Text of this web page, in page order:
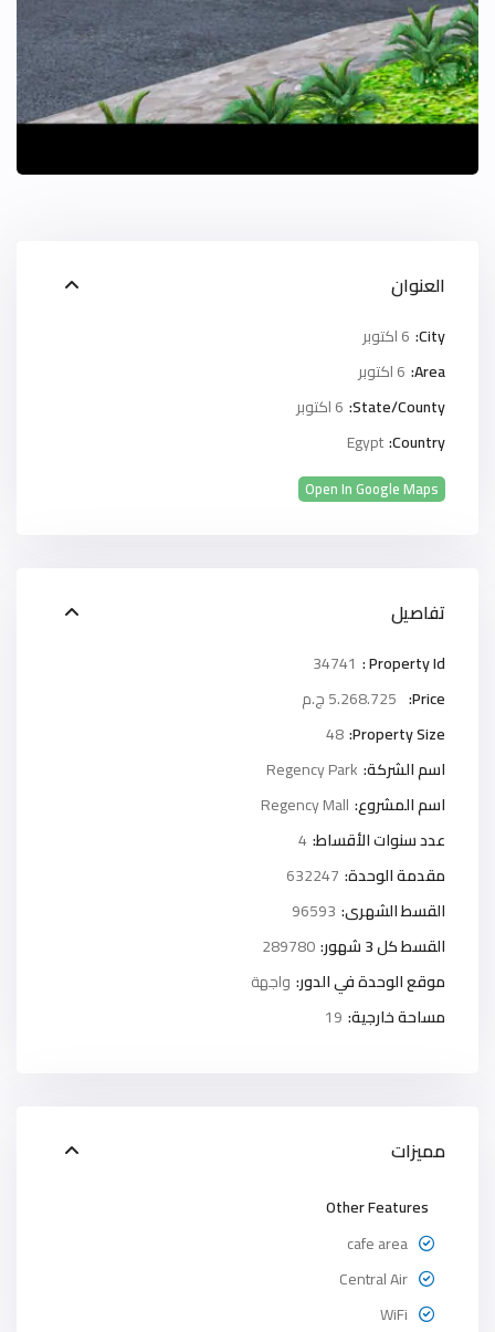
العنوان
City: 6 اكتوبر
Area: 6 اكتوبر
State/County: 6 اكتوبر
Country:
Egypt
Open In Google Maps
تفاصيل
Property Id :
34741
Price:
Property Size:
48
اسم الشركة: Regency Park
اسم المشروع: Regency Mall
عدد سنوات الأقساط: 4
مقدمة الوحدة: 632247
القسط الشهرى: 96593
القسط كل 3 شهور:
289780
موقع الوحدة في الدور: واجهة
مساحة خارجية: 19
مميزات
Other Features
cafe area
Central Air
WiFi